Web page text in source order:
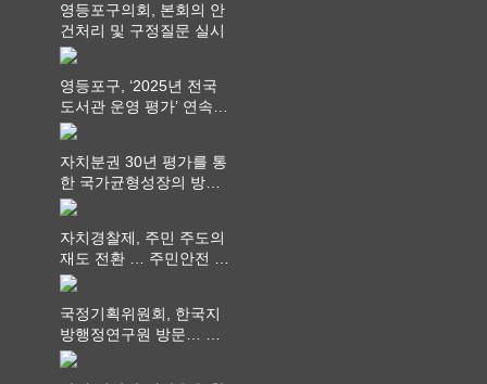
영등포구의회, 본회의 안
건처리 및 구정질문 실시
영등포구, ‘2025년 전국
도서관 운영 평가’ 연속
최고 영예 장관상에서 ‘대
자치분권 30년 평가를 통
한 국가균형성장의 방향
과 과제 논의
자치경찰제, 주민 주도의
재도 전환 … 주민안전 치
안서비스가 최우선 되어
국정기획위원회, 한국지
방행정연구원 방문… 국
가균형성장 논의